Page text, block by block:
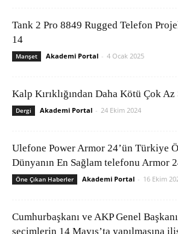
Tank 2 Pro 8849 Rugged Telefon
14
Manşet Akademi Portal - 4 Ocak 2025
Kalp Kırıklığından Daha Kötü Çok Az
Dergi Akademi Portal - 24 Ekim 2024
Ulefone Power Armor 24’ün Türkiye
Dünyanın En Sağlam telefonu Armor
Öne Çıkan Haberler Akademi Portal - 16 Ekim
Cumhurbaşkanı ve AKP Genel
seçimlerin 14 Mayıs’ta yapılmasına